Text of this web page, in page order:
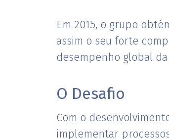
Em 2015, o grupo
assim o seu forte
desempenho global
O Desafio
Com o
implementar